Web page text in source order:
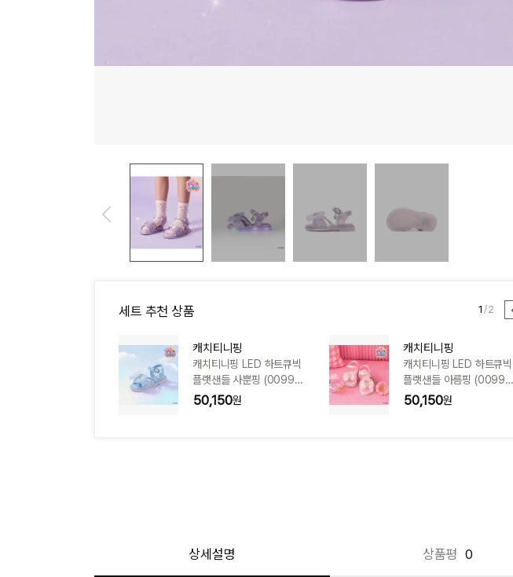
세트 추천 상품
캐치티니핑
캐치티니핑 LED 하트큐빅
플랫샌들 사뿐핑 (00993
81) CJGFM1SD555BL
50,150
캐치티니핑
캐치티니핑 LED 하트큐빅
플랫샌들 아름핑 (00993
79) CJGFM1SD555LP
50,150
1 /2
상세설명 상품평 0